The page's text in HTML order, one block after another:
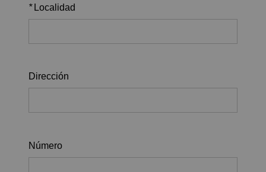
* Localidad
Dirección
Número